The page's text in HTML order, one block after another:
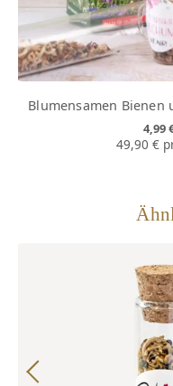
Blumensamen Bienen
4,99
49,90 €